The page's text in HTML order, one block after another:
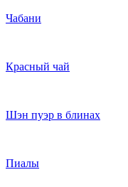
Чабани
Красный чай
Шэн пуэр в блинах
Пиалы